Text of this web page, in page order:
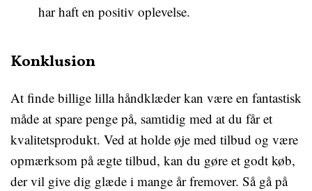
har haft en positiv oplevelse.
Konklusion
At finde billige lilla håndklæder kan være en fantastisk
måde at spare penge på, samtidig med at du får et
kvalitetsprodukt. Ved at holde øje med tilbud og være
opmærksom på ægte tilbud, kan du gøre et godt køb,
der vil give dig glæde i mange år fremover. Så gå på